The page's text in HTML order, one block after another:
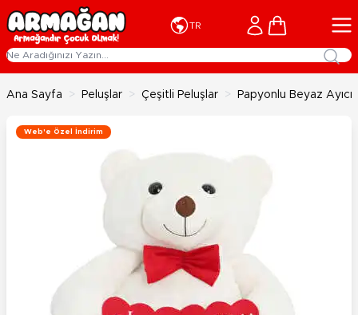
İçeriğe geç
TR Cart
Ana Sayfa > Peluşlar > Çeşitli Peluşlar > Papyonlu Beyaz
Web'e Özel İndirim